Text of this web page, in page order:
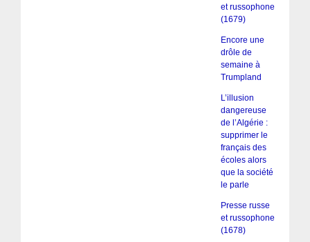
et russophone
(1679)
Encore une
drôle de
semaine à
Trumpland
L’illusion
dangereuse
de l’Algérie :
supprimer le
français des
écoles alors
que la société
le parle
Presse russe
et russophone
(1678)